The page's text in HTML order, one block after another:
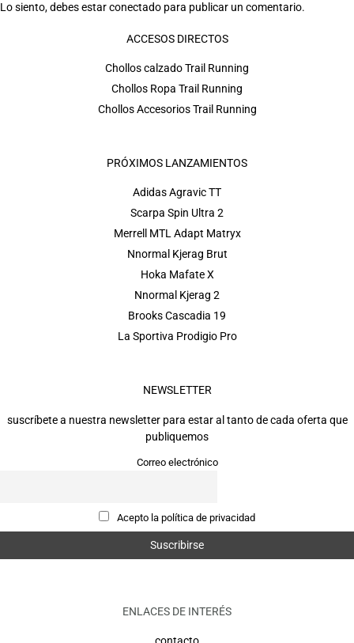
Lo siento, debes estarconectado para publicar un comentario.
ACCESOS DIRECTOS
Chollos calzado Trail Running
Chollos Ropa Trail Running
Chollos Accesorios Trail Running
PRÓXIMOS LANZAMIENTOS
Adidas Agravic TT
Scarpa Spin Ultra 2
Merrell MTL Adapt Matryx
Nnormal Kjerag Brut
Hoka Mafate X
Nnormal Kjerag 2
Brooks Cascadia 19
La Sportiva Prodigio Pro
NEWSLETTER
suscríbete a nuestra newsletter para estar al tanto de cada oferta que
publiquemos
Correo electrónico
Acepto la política de privacidad
ENLACES DE INTERÉS